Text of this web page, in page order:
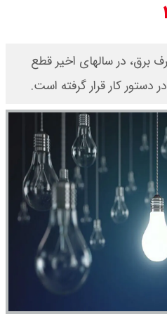
برق، در سالهای اخیر قطع
دستور کار قرار گرفته است.